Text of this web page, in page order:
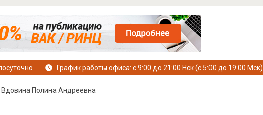
График работы офиса: с 9:00 до 21:00 Нск (с 5:00 до 19:00 Мск)
Вдовина Полина Андреевна